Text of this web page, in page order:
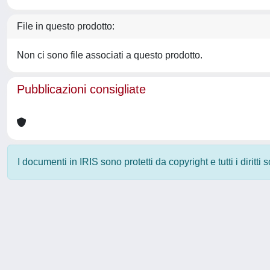
File in questo prodotto:
Non ci sono file associati a questo prodotto.
Pubblicazioni consigliate
I documenti in IRIS sono protetti da copyright e tutti i diritti